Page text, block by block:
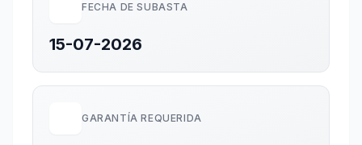
FECHA DE SUBASTA
15-07-2026
GARANTÍA REQUERIDA